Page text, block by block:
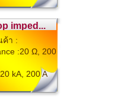
imped...
ค้า :
:20 Ω, 200
kA, 200 A